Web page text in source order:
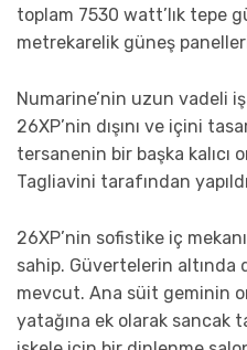
toplam 7530 watt’lık tepe
metrekarelik güneş
Numarine’nin uzun vadeli
26XP’nin dışını ve içini
tersanenin bir başka kalıcı
Tagliavini tarafından
26XP’nin sofistike iç
sahip. Güvertelerin altında
mevcut. Ana süit geminin
yatağına ek olarak sancak